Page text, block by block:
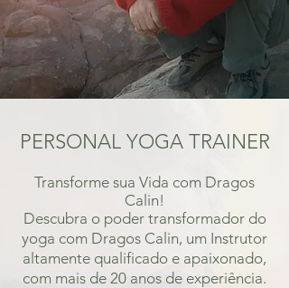
PERSONAL YOGA TRAINER
Transforme sua Vida com Dragos
Calin!
Descubra o poder transformador do
yoga com Dragos Calin, um Instrutor
altamente qualificado e apaixonado,
com mais de 20 anos de experiência.